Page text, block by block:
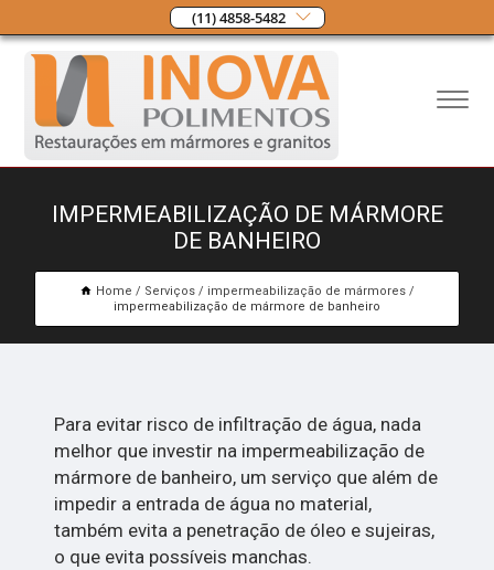
(11) 4858-5482
IMPERMEABILIZAÇÃO DE MÁRMORE
DE BANHEIRO
Home Serviços
impermeabilização de mármores
impermeabilização de mármore de banheiro
Para evitar risco de infiltração de água, nada
melhor que investir na impermeabilização de
mármore de banheiro, um serviço que além de
impedir a entrada de água no material,
também evita a penetração de óleo e sujeiras,
o que evita possíveis manchas.